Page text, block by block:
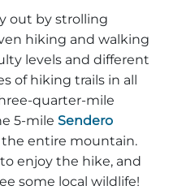
out by strolling
hiking and walking
levels and different
of hiking trails in all
quarter-mile
5-mile Sendero
entire mountain.
enjoy the hike, and
some local wildlife!